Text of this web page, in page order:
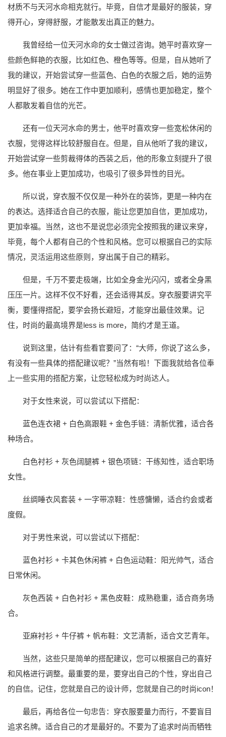
材质不与天河水命相克就行。毕竟，自信才是最好的服装，穿
得开心，穿得舒服，才能散发出真正的魅力。
我曾经给一位天河水命的女士做过咨询。她平时喜欢穿一
些颜色鲜艳的衣服，比如红色、橙色等等。但是，自从她听了
我的建议，开始尝试穿一些蓝色、白色的衣服之后，她的运势
明显好了很多。她在工作中更加顺利，感情也更加稳定，整个
人都散发着自信的光芒。
还有一位天河水命的男士，他平时喜欢穿一些宽松休闲的
衣服，觉得这样比较舒服自在。但是，自从他听了我的建议，
开始尝试穿一些剪裁得体的西装之后，他的形象立刻提升了很
多。他在事业上更加成功，也吸引了很多异性的目光。
所以说，穿衣服不仅仅是一种外在的装饰，更是一种内在
的表达。选择适合自己的衣服，能让您更加自信，更加成功，
更加幸福。当然，这也不是说您必须完全按照我的建议来穿，
毕竟，每个人都有自己的个性和风格。您可以根据自己的实际
情况，灵活运用这些原则，穿出属于自己的精彩。
但是，千万不要走极端，比如全身金光闪闪，或者全身黑
压压一片。这样不仅不好看，还会适得其反。穿衣服要讲究平
衡，要懂得搭配，要学会扬长避短，才能穿出最佳效果。记
住，时尚的最高境界是less is more，简约才是王道。
说到这里，估计有些看官要问了：“大师，你说了这么多，
有没有一些具体的搭配建议呢？”当然有啦！下面我就给各位奉
上一些实用的搭配方案，让您轻松成为时尚达人。
对于女性来说，可以尝试以下搭配：
蓝色连衣裙 + 白色高跟鞋 + 金色手链：清新优雅，适合各
种场合。
白色衬衫 + 灰色阔腿裤 + 银色项链：干练知性，适合职场
女性。
丝绸睡衣风套装 + 一字带凉鞋：性感慵懒，适合约会或者
度假。
对于男性来说，可以尝试以下搭配：
蓝色衬衫 + 卡其色休闲裤 + 白色运动鞋：阳光帅气，适合
日常休闲。
灰色西装 + 白色衬衫 + 黑色皮鞋：成熟稳重，适合商务场
合。
亚麻衬衫 + 牛仔裤 + 帆布鞋：文艺清新，适合文艺青年。
当然，这些只是简单的搭配建议，您可以根据自己的喜好
和风格进行调整。最重要的是，要穿出自己的个性，穿出自己
的自信。记住，您就是自己的设计师，您就是自己的时尚icon！
最后，再给各位一句忠告：穿衣服要量力而行，不要盲目
追求名牌。适合自己的才是最好的。不要为了追求时尚而牺牲